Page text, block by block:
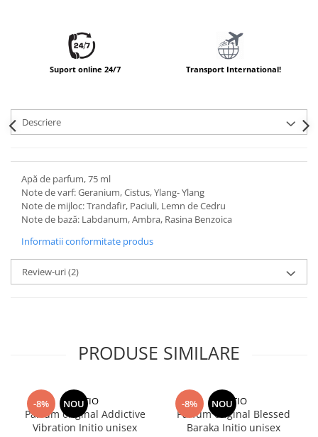
Suport online 24/7 Transport International!
Descriere
Apă de parfum, 75 ml
Note de varf: Geranium, Cistus, Ylang- Ylang
Note de mijloc: Trandafir, Paciuli, Lemn de Cedru
Note de bază: Labdanum, Ambra, Rasina Benzoica
Informatii conformitate produs
Review-uri(2)
PRODUSE SIMILARE
-8% NOU
INITIO
Parfum original Addictive
Vibration Initio unisex
-8% NOU
INITIO
Parfum original Blessed
Baraka Initio unisex